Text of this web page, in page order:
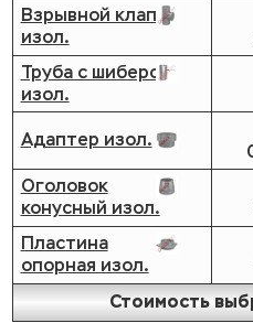
Взрывной клапан
изол.
Труба с шибером
изол.
Адаптер изол.
Оголовок
конусный изол.
Пластина
опорная изол.
Стоимость